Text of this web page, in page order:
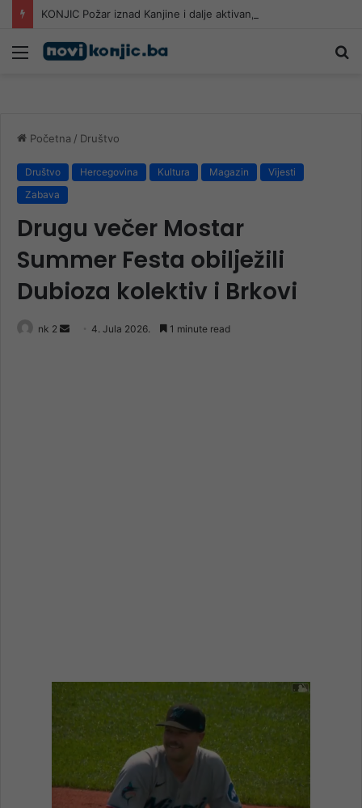
Meni
Početna / Društvo
Društvo Hercegovina Kultura Magazin
Vijesti
Zabava
Drugu večer Mostar
Summer Festa obilježili
Dubioza kolektiv i Brkovi
nk 2
Send 4. Jula 2026. 1 minute read